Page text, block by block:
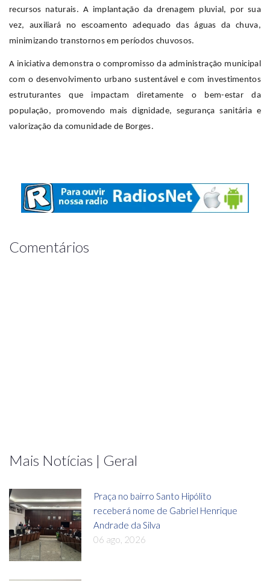
recursos naturais. A implantação da drenagem pluvial, por sua
vez, auxiliará no escoamento adequado das águas da chuva,
minimizando transtornos em períodos chuvosos.
A iniciativa demonstra o compromisso da administração municipal
com o desenvolvimento urbano sustentável e com investimentos
estruturantes que impactam diretamente o bem-estar da
população, promovendo mais dignidade, segurança sanitária e
valorização da comunidade de Borges.
Comentários
Mais Notícias | Geral
Praça no bairro Santo Hipólito
receberá nome de Gabriel Henrique
Andrade da Silva
06 ago, 2026